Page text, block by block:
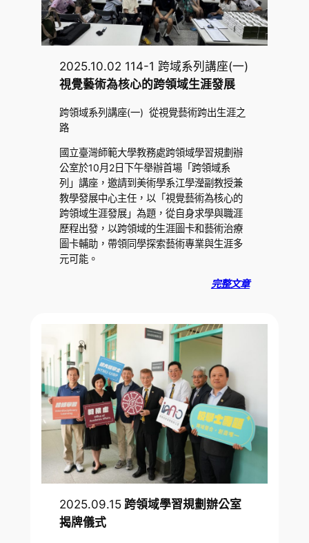
2025.10.02 114-1 跨域系列講座(一)
視覺藝術為核心的跨領域生涯發展
跨領域系列講座(一) 從視覺藝術跨出生涯之
路
國立臺灣師範大學教務處跨領域學習規劃辦
公室於10月2日下午舉辦首場「跨領域系
列」講座，邀請到美術學系江學瀅副教授兼
教學發展中心主任，以「視覺藝術為核心的
跨領域生涯發展」為題，從自身求學與職涯
歷程出發，以跨領域的生涯圖卡和藝術治療
圖卡輔助，帶領同學探索藝術專業與生涯多
元可能。
完整文章
2025.09.15 跨領域學習規劃辦公室
揭牌儀式